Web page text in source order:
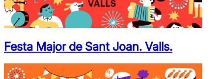
Festa Major de Sant Joan. Valls.